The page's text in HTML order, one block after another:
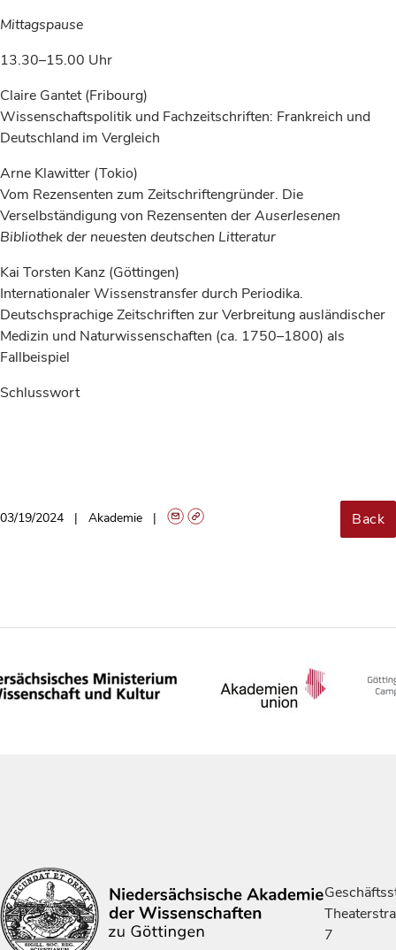
Mittagspause
13.30–15.00 Uhr
Claire Gantet (Fribourg)
Wissenschaftspolitik und Fachzeitschriften: Frankreich und
Deutschland im Vergleich
Arne Klawitter (Tokio)
Vom Rezensenten zum Zeitschriftengründer. Die
Verselbständigung von Rezensenten derAuserlesenen
Bibliothek der neuesten deutschen Litteratur
Kai Torsten Kanz (Göttingen)
Internationaler Wissenstransfer durch Periodika.
Deutschsprachige Zeitschriften zur Verbreitung ausländischer
Medizin und Naturwissenschaften (ca. 1750–1800) als
Fallbeispiel
Schlusswort
03/19/2024 Akademie Back
7